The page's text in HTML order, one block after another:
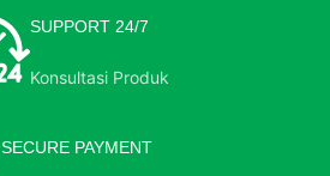
SUPPORT 24/7
Konsultasi Produk
SECURE PAYMENT